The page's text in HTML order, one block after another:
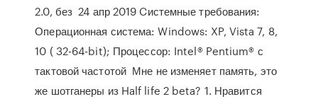
2.0, без 24 апр 2019 Cистемные требования:
Операционная система: Windows: XP, Vista 7, 8,
10 ( 32-64-bit); Процессор: Intel® Pentium® с
тактовой частотой Мне не изменяет память, это
же шотганеры из Half life 2 beta? 1. Нравится